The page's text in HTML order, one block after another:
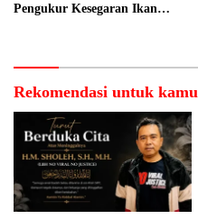
Pengukur Kesegaran Ikan
Rekomendasi untuk kamu